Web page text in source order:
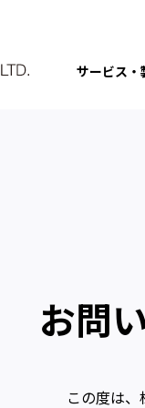
サービス・
お問
この度は